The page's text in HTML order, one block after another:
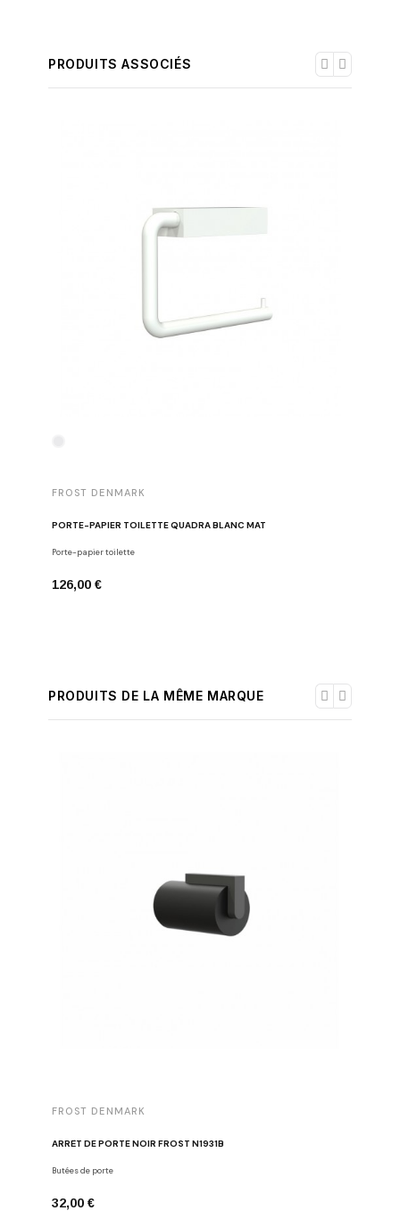
PRODUITS ASSOCIÉS
FROST DENMARK
PORTE-PAPIER TOILETTE QUADRA BLANC MAT
Porte-papier toilette
126,00 €
PRODUITS DE LA MÊME MARQUE
FROST DENMARK
ARRÊT DE PORTE NOIR FROST N1931B
Butées de porte
32,00 €